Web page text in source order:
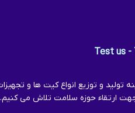
Test us -
تولید و توزیع انواع کیت ها و
ارتقاء حوزه سلامت تلاش می کنیم.